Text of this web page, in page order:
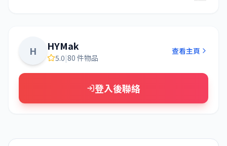
H HYMak
5.0|80 件物品
查看主頁
登入後聯絡